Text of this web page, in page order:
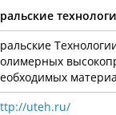
uteh.ru/